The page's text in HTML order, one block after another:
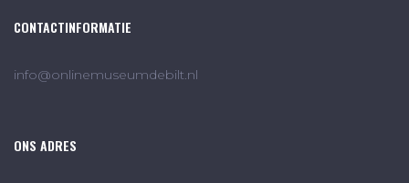
CONTACTINFORMATIE
info@onlinemuseumdebilt.nl
ONS ADRES